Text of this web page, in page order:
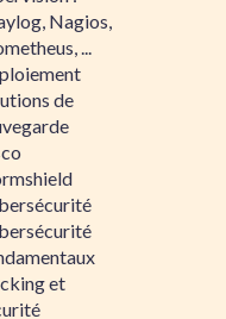
Nagios,
...
de
et